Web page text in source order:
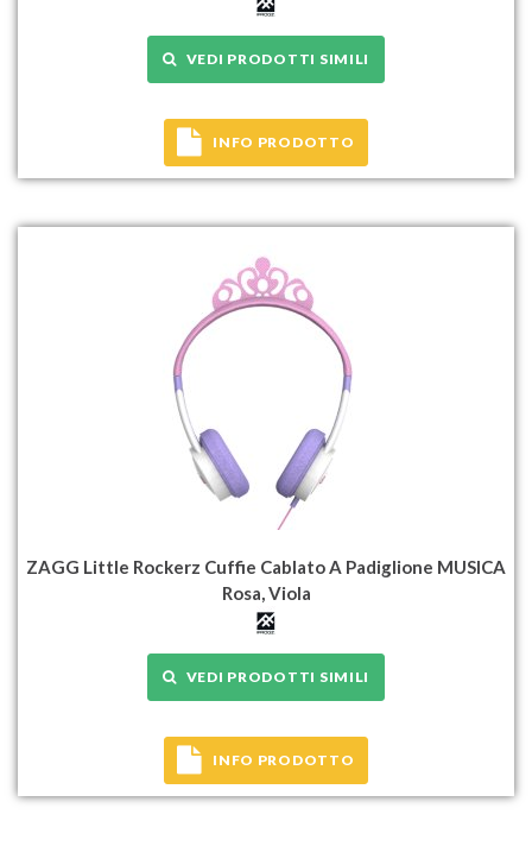
VEDI PRODOTTI SIMILI
INFO PRODOTTO
ZAGG Little Rockerz Cuffie Cablato A Padiglione MUSICA
Rosa, Viola
VEDI PRODOTTI SIMILI
INFO PRODOTTO